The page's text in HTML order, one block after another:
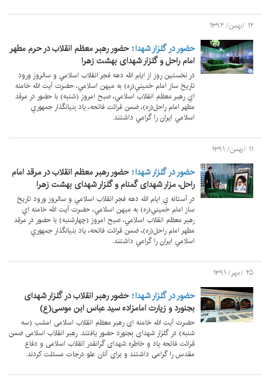
۱۲ /بهمن/ ۱۳۹۲
حضور در گلزار شهدا حضور رهبر معظم انقلاب در حرم مطهر
امام راحل و گلزار شهدای بهشت زهرا
در نخستین روز از ايام الله دهه فجر انقلاب اسلامي و سالروز ورود
تاريخ ساز امام خميني(ره) به ميهن اسلامي، حضرت آيت الله خامنه
اي رهبر معظم انقلاب اسلامي، صبح امروز (شنبه) با حضور در مرقد
مطهر امام راحل(ره)، ضمن قرائت فاتحه، ياد بنيانگذار جمهوري
اسلامي ايران را گرامي داشتند.
۱۱ /بهمن/ ۱۳۹۱
حضور در گلزار شهدا حضور رهبر معظم انقلاب در مرقد امام
راحل، مزار شهدای گمنام و گلزار شهدای بهشت زهرا
در آستانه‌ ي ايام الله دهه فجر انقلاب اسلامي و سالروز ورود تاريخ
ساز امام خميني(ره) به ميهن اسلامي، حضرت آيت الله خامنه اي
رهبر معظم انقلاب اسلامي، صبح امروز (چهارشنبه) با حضور در مرقد
مطهر امام راحل(ره)، ضمن قرائت فاتحه، ياد بنيانگذار جمهوري
اسلامي ايران را گرامي داشتند.
۲۵ /مهر/ ۱۳۹۱
حضور در گلزار شهدا حضور رهبر انقلاب در گلزار شهدای
بجنورد و زیارت امامزاده سید عباس ابن موسی(ع)
حضرت آیت الله خامنه ای رهبر معظم انقلاب اسلامی امشب (سه
شنبه) در گلزار شهدای بجنورد حضور یافتند. رهبر انقلاب اسلامی ضمن
قرائت فاتحه یاد و خاطره شهدای گرانقدر انقلاب اسلامی و دفاع
مقدس را گرامی داشتند و برای آنان علو درجات مسئلت کردند.